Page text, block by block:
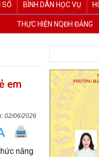
SỐ BÌNH DÂN HỌC VỤ
THỰC HIỆN NQĐH ĐẢNG
em
02/06/2026
năng